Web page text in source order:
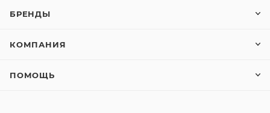
БРЕНДЫ
КОМПАНИЯ
ПОМОЩЬ